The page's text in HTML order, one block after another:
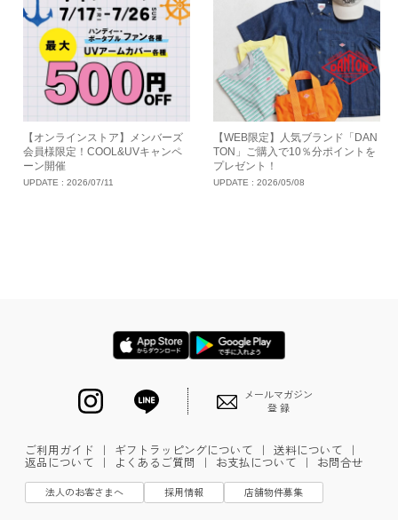
【オンラインストア】メンバーズ
会員様限定！COOL&UVキャンペ
ーン開催
UPDATE : 2026/07/11
【WEB限定】人気ブランド「DAN
TON」ご購入で10％分ポイントを
プレゼント！
UPDATE : 2026/05/08
メールマガジン
登 録
ご利用ガイド ｜ ギフトラッピングについて ｜ 送料について ｜
返品について ｜ よくあるご質問 ｜ お支払について ｜ お問合せ
法人のお客さまへ 採用情報 店舗物件募集